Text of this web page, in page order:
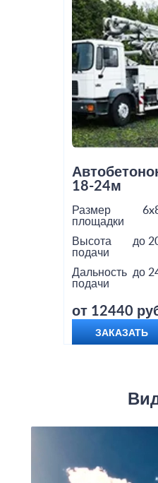
18-24м
Размер
площадки
Высота
подачи
до
Дальность
подачи
до
от 12440
ЗАКАЗАТЬ